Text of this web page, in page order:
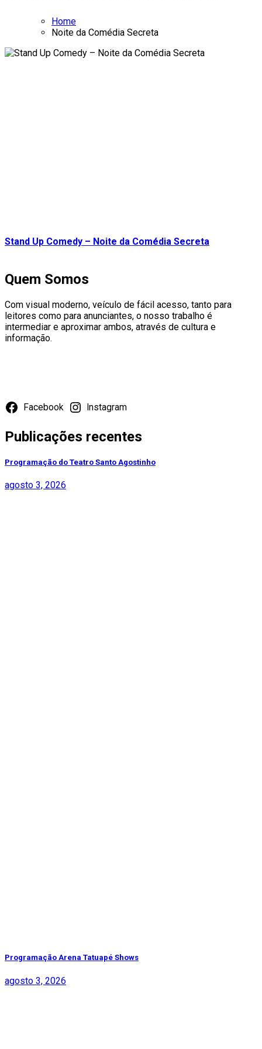
Home
Noite da Comédia Secreta
Stand Up Comedy – Noite da Comédia Secreta
Quem Somos
Com visual moderno, veículo de fácil acesso, tanto para
leitores como para anunciantes, o nosso trabalho é
intermediar e aproximar ambos, através de cultura e
informação.
Facebook Instagram
Publicações recentes
Programação do Teatro Santo Agostinho
agosto 3, 2026
Programação Arena Tatuapé Shows
agosto 3, 2026